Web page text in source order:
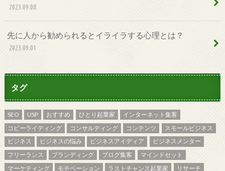
2023.09.08
先に人から勧められるとイライラする心理とは？
2023.09.01
タグ
SEO USP おすすめ ひとり起業家
インターネット集客
コピーライティング
コンサルティング コンテンツ
スモールビジネス
ビジネス
ビジネスの悩み ビジネスアイディア
ビジネスメンター
フリーランス
ブランディング ブログ集客
マインドセット
マーケティング
モチベーション ラストチャンス起業家
リサーチ